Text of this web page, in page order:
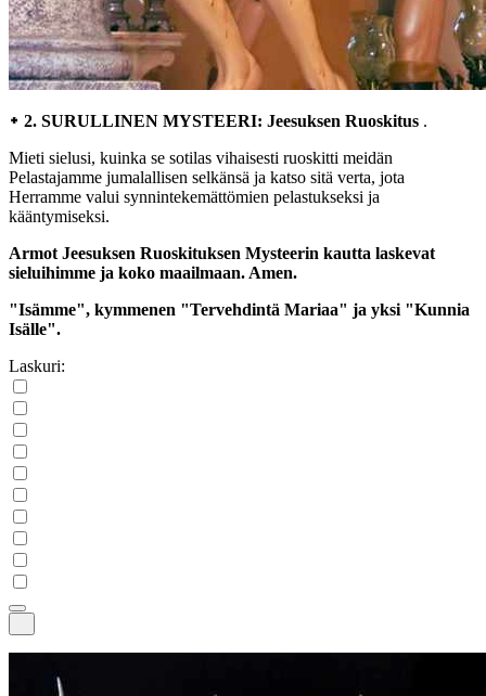
᛭ 2. SURULLINEN MYSTEERI: Jeesuksen Ruoskitus .
Mieti sielusi, kuinka se sotilas vihaisesti ruoskitti meidän
Pelastajamme jumalallisen selkänsä ja katso sitä verta, jota
Herramme valui synnintekemättömien pelastukseksi ja
kääntymiseksi.
Armot Jeesuksen Ruoskituksen Mysteerin kautta laskevat
sieluihimme ja koko maailmaan. Amen.
"Isämme", kymmenen "Tervehdintä Mariaa" ja yksi "Kunnia
Isälle".
Laskuri: